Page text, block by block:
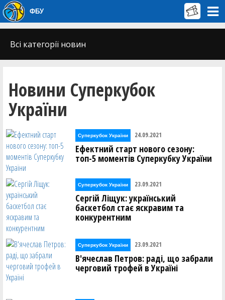
ФБУ
Всі категорії новин
Новини Суперкубок
України
Суперкубок України 24.09.2021
Ефектний старт нового сезону:
топ-5 моментів Суперкубку України
Суперкубок України 23.09.2021
Сергій Ліщук: український
баскетбол стає яскравим та
конкурентним
Суперкубок України 23.09.2021
В'ячеслав Петров: раді, що забрали
черговий трофей в Україні